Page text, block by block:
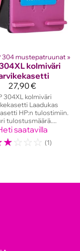
304 mustepatruunat ‪»
kolmiväri
27,90 €
304XL kolmiväri
Laadukas
HP:n tulostimiin.
tulostusmäärä....
saatavilla
☆☆ ☆ ☆ (1)